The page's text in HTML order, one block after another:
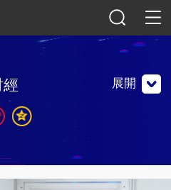
經
以生活服務和消費時尚為輔助
，現已實現全天24小時播
以生活服務和消費時尚為輔助
展開